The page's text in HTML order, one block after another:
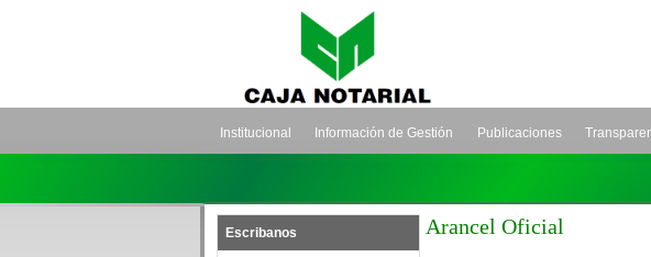
Institucional Información de Gestión Publicaciones
Escribanos Arancel Oficial